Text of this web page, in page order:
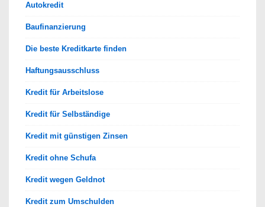
Autokredit
Baufinanzierung
Die beste Kreditkarte finden
Haftungsausschluss
Kredit für Arbeitslose
Kredit für Selbständige
Kredit mit günstigen Zinsen
Kredit ohne Schufa
Kredit wegen Geldnot
Kredit zum Umschulden